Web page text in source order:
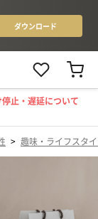
止・遅延について
> 趣味・ライフスタ